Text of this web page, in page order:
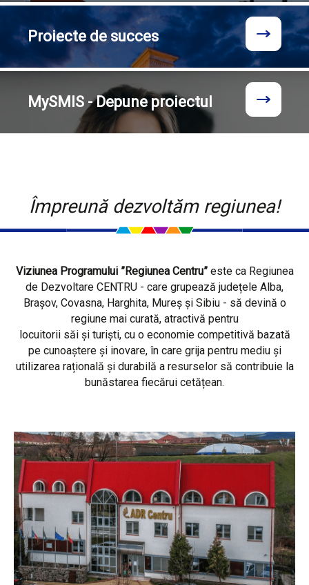
Proiecte de succes
MySMIS - Depune proiectul
Împreună dezvoltăm regiunea!
Viziunea Programului ”Regiunea Centru”este ca Regiunea
de Dezvoltare CENTRU - care grupează județele Alba,
Brașov, Covasna, Harghita, Mureș și Sibiu - să devină o
regiune mai curată, atractivă pentru
locuitorii săi și turiști, cu o economie competitivă bazată
pe cunoaștere și inovare, în care grija pentru mediu și
utilizarea rațională și durabilă a resurselor să contribuie la
bunăstarea fiecărui cetățean.